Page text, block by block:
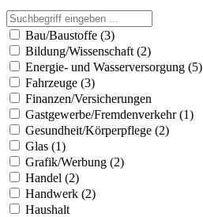
Bau/Baustoffe (3)
Bildung/Wissenschaft (2)
Energie- und Wasserversorgung (5)
Fahrzeuge (3)
Finanzen/Versicherungen
Gastgewerbe/Fremdenverkehr (1)
Gesundheit/Körperpflege (2)
Glas (1)
Grafik/Werbung (2)
Handel (2)
Handwerk (2)
Haushalt